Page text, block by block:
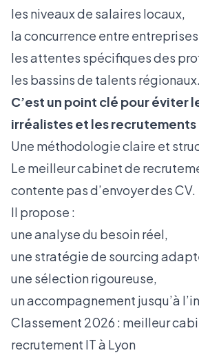
les niveaux de salaires locaux,
la concurrence entre
les attentes spécifiques des
les bassins de talents régionaux.
C’est un point clé pour éviter
irréalistes et les
Une méthodologie claire et
Le meilleur cabinet de
contente pas d’envoyer des CV.
Il propose :
une analyse du besoin réel,
une stratégie de sourcing
une sélection rigoureuse,
un accompagnement jusqu’à
Classement 2026 : meilleur
recrutement IT à Lyon